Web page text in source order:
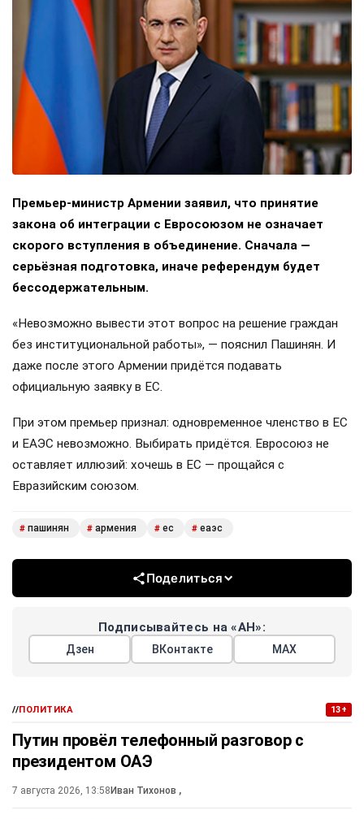
Премьер-министр Армении заявил, что принятие
закона об интеграции с Евросоюзом не означает
скорого вступления в объединение. Сначала —
серьёзная подготовка, иначе референдум будет
бессодержательным.
«Невозможно вывести этот вопрос на решение граждан
без институциональной работы», — пояснил Пашинян. И
даже после этого Армении придётся подавать
официальную заявку в ЕС.
При этом премьер признал: одновременное членство в ЕС
и ЕАЭС невозможно. Выбирать придётся. Евросоюз не
оставляет иллюзий: хочешь в ЕС — прощайся с
Евразийским союзом.
# пашинян # армения # ес # еаэс
Поделиться
Подписывайтесь на «АН»:
Дзен ВКонтакте МАХ
//ПОЛИТИКА 13+
Путин провёл телефонный разговор с
президентом ОАЭ
7 августа 2026, 13:58 Иван Тихонов ,